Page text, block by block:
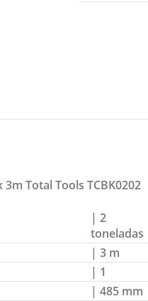
Total Tools TCBK0202
| 2
toneladas
| 3 m
| 1
| 485 mm